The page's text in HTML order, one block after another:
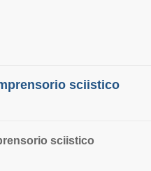
sciistico
sciistico